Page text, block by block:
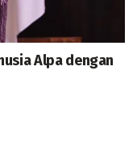
Alpa dengan